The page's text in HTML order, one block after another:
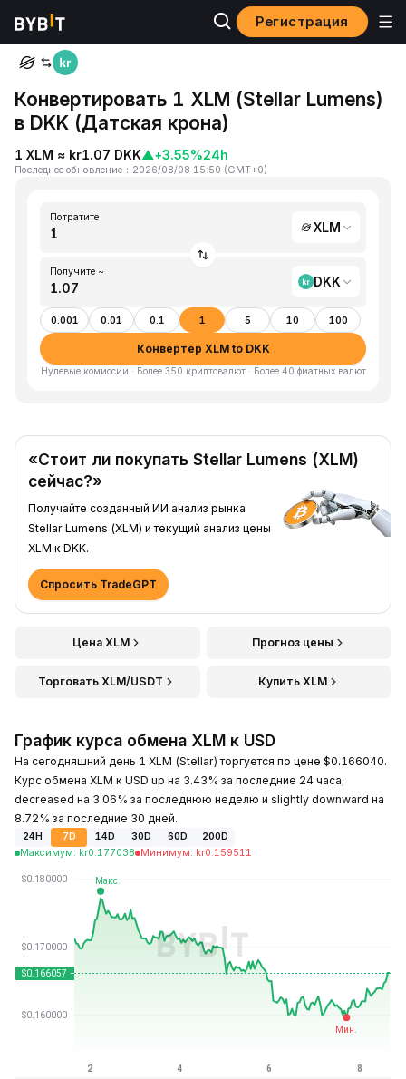
Регистрация
Главная
Конвертировать 1 XLM (Stellar Lumens)
в DKK (Датская крона)
1 XLM ≈ kr1.07 DKK▲+3.55%24h
Последнее обновление ： 2026/08/08 15:50 (GMT+0)
Потратите
XLM
Получите ~
DKK
0.001 0.01 0.1 1 5 10 100
Конвертер XLM to DKK
Нулевые комиссии · Более 350 криптовалют · Более 40 фиатных валют
«Стоит ли покупать Stellar Lumens (XLM)
сейчас?»
Получайте созданный ИИ анализ рынка
Stellar Lumens (XLM) и текущий анализ цены
XLM к DKK.
Спросить TradeGPT
Цена XLM Прогноз цены
Торговать XLM/USDT Купить XLM
График курса обмена XLM к USD
На сегодняшний день 1 XLM (Stellar) торгуется по цене $0.166040.
Курс обмена XLM к USD up на 3.43% за последние 24 часа,
decreased на 3.06% за последнюю неделю и slightly downward на
8.72% за последние 30 дней.
24H 7D 14D 30D 60D
200D
Максимум: kr0.177038 Минимум: kr0.159511
kr0.000476